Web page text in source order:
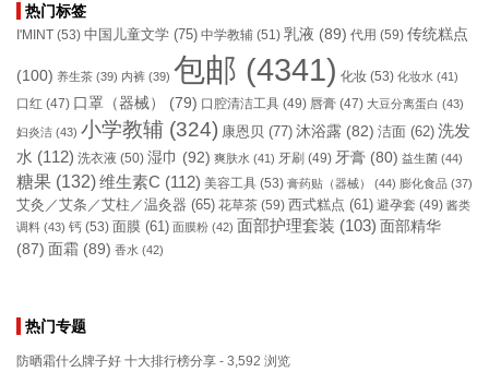
热门标签
I'MINT (53) 中国儿童文学 (75) 中学教辅 (51) 乳液 (89) 代用 (59) 传统糕点
(100) 养生茶 (39) 内裤 (39) 包邮 (4341) 化妆 (53) 化妆水 (41)
口红 (47) 口罩（器械） (79) 口腔清洁工具 (49) 唇膏 (47) 大豆分离蛋白 (43)
妇炎洁 (43) 小学教辅 (324) 康恩贝 (77) 沐浴露 (82) 洁面 (62) 洗发
水 (112) 洗衣液 (50) 湿巾 (92) 爽肤水 (41) 牙刷 (49) 牙膏 (80) 益生菌 (44)
糖果 (132)维生素C (112) 美容工具 (53) 膏药贴（器械） (44) 膨化食品 (37)
艾灸／艾条／艾柱／温灸器 (65) 花草茶 (59) 西式糕点 (61) 避孕套 (49) 酱类
调料 (43) 钙 (53) 面膜 (61) 面膜粉 (42) 面部护理套装 (103) 面部精华
(87) 面霜 (89) 香水 (42)
热门专题
防晒霜什么牌子好 十大排行榜分享 - 3,592 浏览